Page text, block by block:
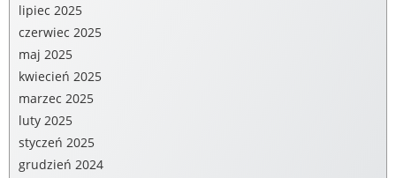
lipiec 2025
czerwiec 2025
maj 2025
kwiecień 2025
marzec 2025
luty 2025
styczeń 2025
grudzień 2024